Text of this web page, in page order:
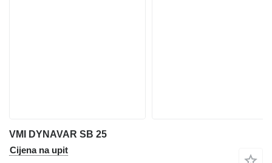
VMI DYNAVAR SB 25
Cijena na upit